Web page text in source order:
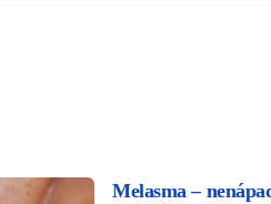
Melasma –